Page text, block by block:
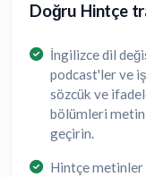
Doğru Hintçe
İngilizce dil
podcast'ler ve
sözcük ve
bölümleri
geçirin.
Hintçe metinler